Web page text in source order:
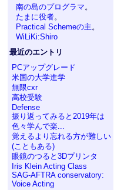
南の島のプログラマ。
たまに役者。
Practical Schemeの主。
WiLiKi:Shiro
最近のエントリ
PCアップグレード
米国の大学進学
無限cxr
高校受験
Defense
振り返ってみると2019年は
色々学んで楽...
覚えるより忘れる方が難しい
(こともある)
眼鏡のつると3Dプリンタ
Iris Klein Acting Class
SAG-AFTRA conservatory:
Voice Acting